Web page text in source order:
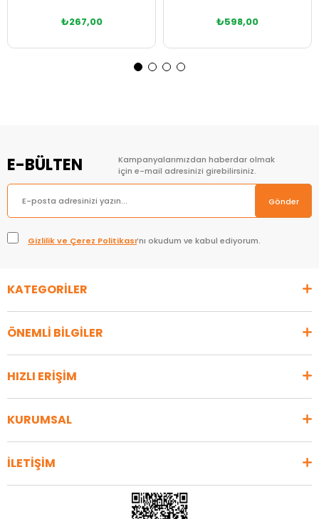
₺267,00 ₺598,00
E-BÜLTEN
Kampanyalarımızdan haberdar olmak
için e-mail adresinizi girebilirsiniz.
Gönder
Gizlilik ve Çerez Politikası’nı okudum ve kabul ediyorum.
KATEGORİLER
ÖNEMLİ BİLGİLER
HIZLI ERİŞİM
KURUMSAL
İLETİŞİM